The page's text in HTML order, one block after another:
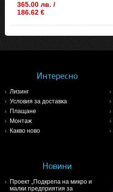
365.00 лв. /
186.62 €
Интересно
Лизинг
Условия за доставка
Плащане
Монтаж
Какво ново
Новини
Проект „Подкрепа на микро и
малки предприятия за